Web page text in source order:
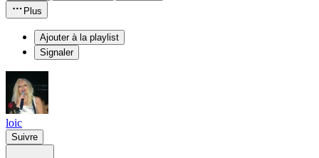
Plus
Ajouter à la playlist
Signaler
loic
Suivre